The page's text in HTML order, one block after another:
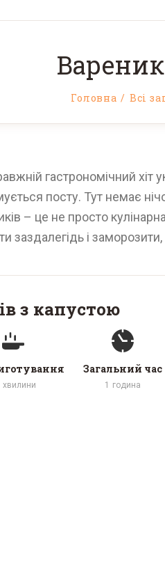
Головна Всі
гастрономічний хіт
посту. Тут немає
– це не просто
заздалегідь і
з капустою
хвилини
Загальний час
1 година